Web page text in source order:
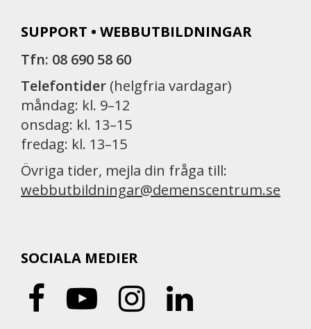
SUPPORT • WEBBUTBILDNINGAR
Tfn: 08 690 58 60
Telefontider (helgfria vardagar)
måndag: kl. 9–12
onsdag: kl. 13–15
fredag: kl. 13–15
Övriga tider, mejla din fråga till:
webbutbildningar@demenscentrum.se
SOCIALA MEDIER